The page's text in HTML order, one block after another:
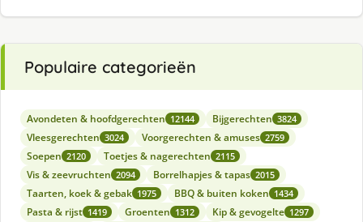
Populaire categorieën
Avondeten & hoofdgerechten 12144 Bijgerechten 3824
Vleesgerechten 3024 Voorgerechten & amuses 2759
Soepen 2120 Toetjes & nagerechten 2115
Vis & zeevruchten 2094 Borrelhapjes & tapas 2015
Taarten, koek & gebak 1975 BBQ & buiten koken 1434
Pasta & rijst 1419 Groenten 1312 Kip & gevogelte 1297